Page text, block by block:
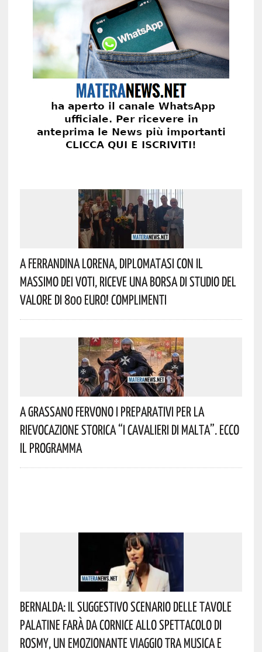
A Ferrandina Lorena, Diplomatasi Con Il
Massimo Dei Voti, Riceve Una Borsa Di Studio Del
Valore Di 800 Euro! Complimenti
A Grassano Fervono I Preparativi Per La
Rievocazione Storica “I CAVALIERI DI MALTA”. Ecco
Il Programma
Bernalda: Il Suggestivo Scenario Delle Tavole
Palatine Farà Da Cornice Allo Spettacolo Di
Rosmy, Un Emozionante Viaggio Tra Musica E